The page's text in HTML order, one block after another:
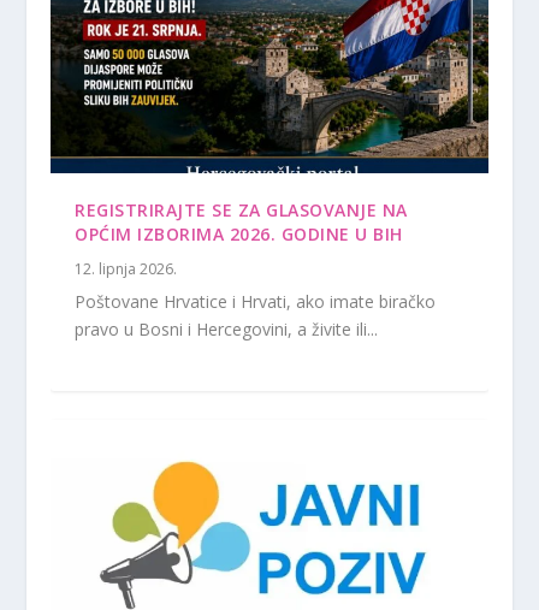
REGISTRIRAJTE SE ZA GLASOVANJE NA
OPĆIM IZBORIMA 2026. GODINE U BIH
12. lipnja 2026.
Poštovane Hrvatice i Hrvati, ako imate biračko
pravo u Bosni i Hercegovini, a živite ili...